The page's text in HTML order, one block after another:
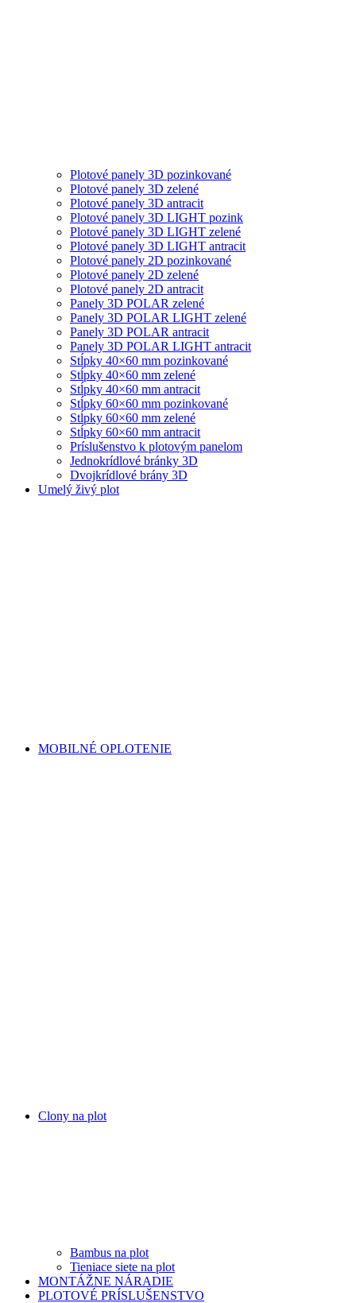
Plotové panely 3D pozinkované
Plotové panely 3D zelené
Plotové panely 3D antracit
Plotové panely 3D LIGHT pozink
Plotové panely 3D LIGHT zelené
Plotové panely 3D LIGHT antracit
Plotové panely 2D pozinkované
Plotové panely 2D zelené
Plotové panely 2D antracit
Panely 3D POLAR zelené
Panely 3D POLAR LIGHT zelené
Panely 3D POLAR antracit
Panely 3D POLAR LIGHT antracit
Stĺpky 40×60 mm pozinkované
Stĺpky 40×60 mm zelené
Stĺpky 40×60 mm antracit
Stĺpky 60×60 mm pozinkované
Stĺpky 60×60 mm zelené
Stĺpky 60×60 mm antracit
Príslušenstvo k plotovým panelom
Jednokrídlové bránky 3D
Dvojkrídlové brány 3D
Umelý živý plot
MOBILNÉ OPLOTENIE
Clony na plot
Bambus na plot
Tieniace siete na plot
MONTÁŽNE NÁRADIE
PLOTOVÉ PRÍSLUŠENSTVO